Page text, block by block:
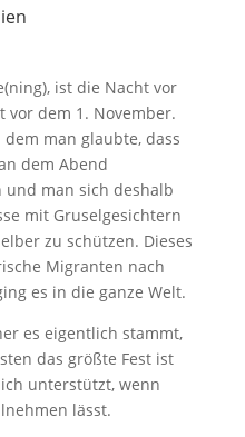
ist die Nacht vor
vor dem 1. November.
dem man glaubte, dass
dem Abend
man sich deshalb
mit Gruselgesichtern
zu schützen. Dieses
Migranten nach
es in die ganze Welt.
es eigentlich stammt,
das größte Fest ist
unterstützt, wenn
lässt.